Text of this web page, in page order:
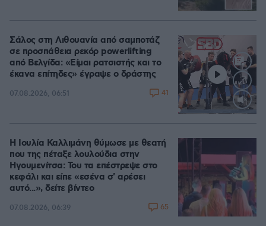
Loaded
Σάλος στη Λιθουανία από σαμποτάζ
σε προσπάθεια ρεκόρ powerlifting
από Βελγίδα: «Είμαι ρατσιστής και το
έκανα επίτηδες» έγραψε ο δράστης
07.08.2026, 06:51 41
Η Ιουλία Καλλιμάνη θύμωσε με θεατή
που της πέταξε λουλούδια στην
Ηγουμενίτσα: Του τα επέστρεψε στο
κεφάλι και είπε «εσένα σ' αρέσει
αυτό...», δείτε βίντεο
07.08.2026, 06:39 65